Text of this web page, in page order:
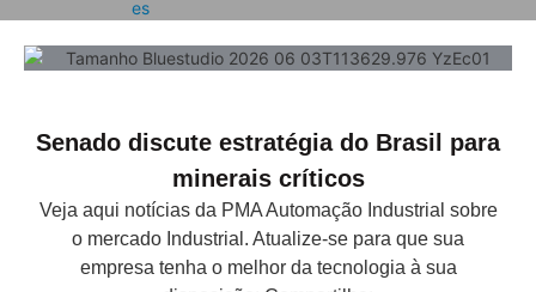
Senado discute estratégia do Brasil para
minerais críticos
Veja aqui notícias da PMA Automação Industrial sobre
o mercado Industrial. Atualize-se para que sua
empresa tenha o melhor da tecnologia à sua